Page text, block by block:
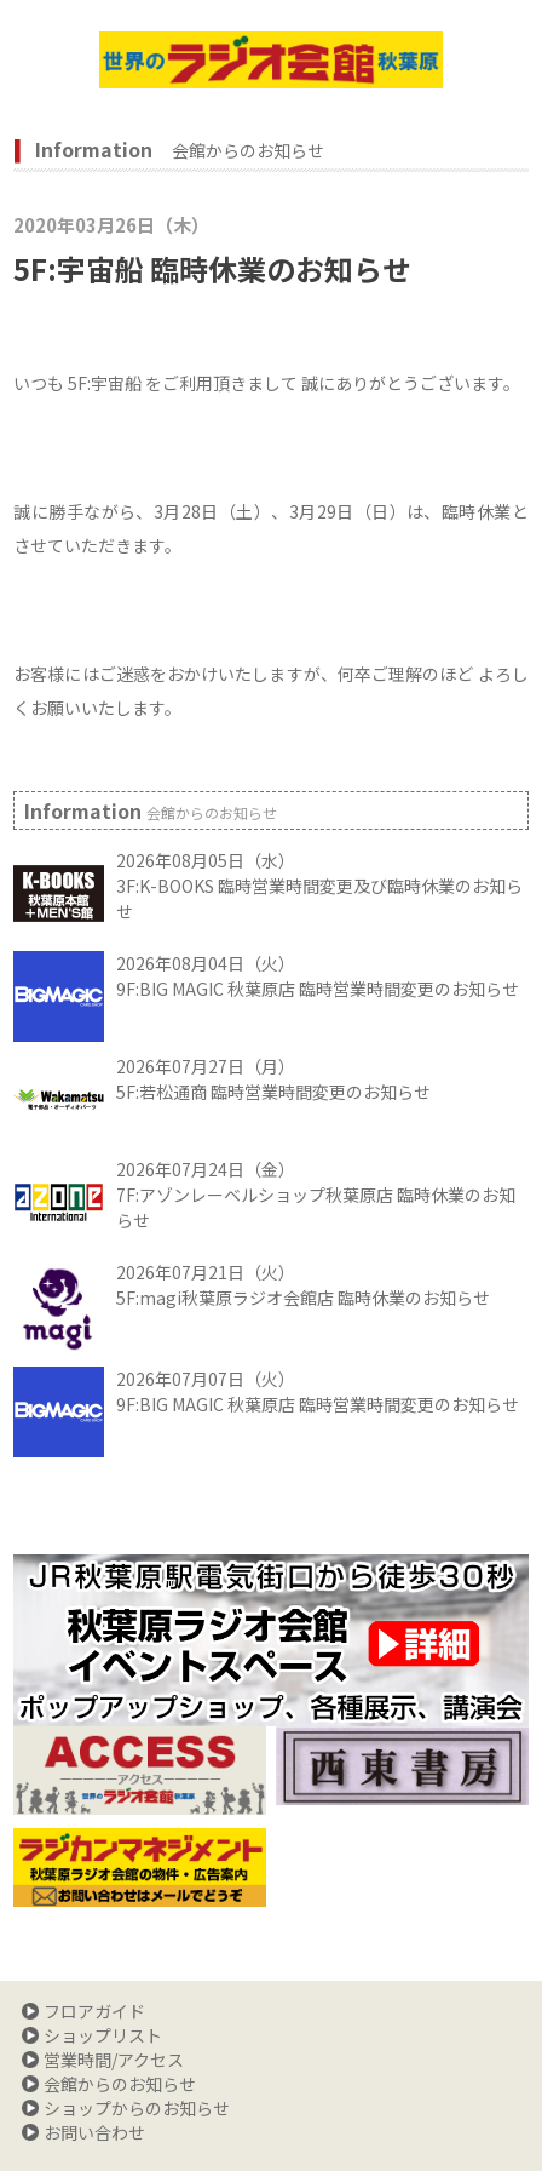
Information 会館からのお知らせ
2020年03月26日（木）
5F:宇宙船 臨時休業のお知らせ
いつも 5F:宇宙船 をご利用頂きまして 誠にありがとうございます。
誠に勝手ながら、3月28日（土）、3月29日（日）は、臨時休業と
させていただきます。
お客様にはご迷惑をおかけいたしますが、何卒ご理解のほど よろし
くお願いいたします。
Information会館からのお知らせ
2026年08月05日（水）
3F:K-BOOKS 臨時営業時間変更及び臨時休業のお知ら
せ
2026年08月04日（火）
9F:BIG MAGIC 秋葉原店 臨時営業時間変更のお知らせ
2026年07月27日（月）
5F:若松通商 臨時営業時間変更のお知らせ
2026年07月24日（金）
7F:アゾンレーベルショップ秋葉原店 臨時休業のお知
らせ
2026年07月21日（火）
5F:magi秋葉原ラジオ会館店 臨時休業のお知らせ
2026年07月07日（火）
9F:BIG MAGIC 秋葉原店 臨時営業時間変更のお知らせ
フロアガイド
ショップリスト
営業時間/アクセス
会館からのお知らせ
ショップからのお知らせ
お問い合わせ